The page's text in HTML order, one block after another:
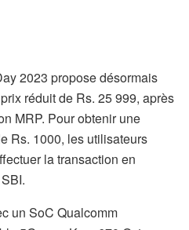
2023 propose désormais
réduit de Rs. 25 999, après
MRP. Pour obtenir une
Rs. 1000, les utilisateurs
la transaction en
un SoC Qualcomm